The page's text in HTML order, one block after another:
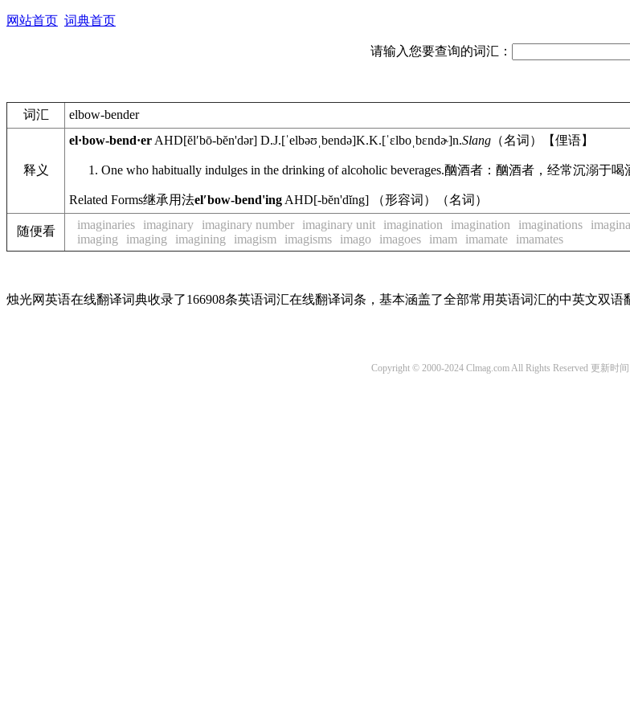
网站首页 词典首页
请输入您要查询的词汇：
词汇 elbow-bender
释义
el·bow-bend·er AHD[ĕlʹbō-bĕn'dər] D.J.[ˈelbəʊˌbendə]K.K.[ˈɛlboˌbɛndɚ]n.Slang （名词）【俚语】
One who habitually indulges in the drinking of alcoholic beverages.酗酒者：酗酒者，经常沉溺于喝
Related Forms继承用法elʹbow-bend'ing AHD[-bĕn'dĭng] （形容词）（名词）
随便看 imaginaries imaginary imaginary number imaginary unit imagination imagination imaginations
imaging
imaging imagining imagism imagisms imago imagoes imam imamate imamates
烛光网英语在线翻译词典收录了166908条英语词汇在线翻译词条，基本涵盖了全部常用英语词汇的中英文双语
Copyright © 2000-2024 Clmag.com All Rights Reserved 更新时间